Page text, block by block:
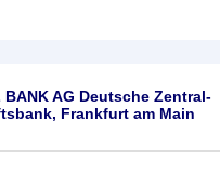
BANK AG Deutsche Zentral-
Frankfurt am Main